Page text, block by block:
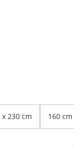
x 230 cm 160 cm Ø